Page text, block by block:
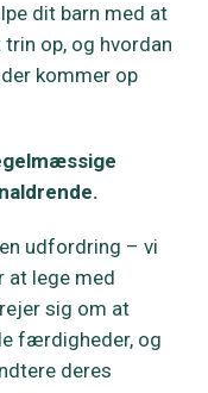
dit barn med at
op, og hvordan
kommer op
udfordring – vi
at lege med
sig om at
færdigheder, og
deres